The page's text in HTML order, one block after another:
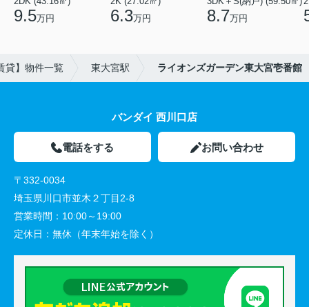
9.5万円 6.3万円 8.7万円
貸】物件一覧 東大宮駅 ライオンズガーデン東大宮壱番館
バンダイ 西川口店
電話をする お問い合わせ
〒332-0034
埼玉県川口市並木２丁目2-8
営業時間： 10:00～19:00
定休日： 無休（年末年始を除く）